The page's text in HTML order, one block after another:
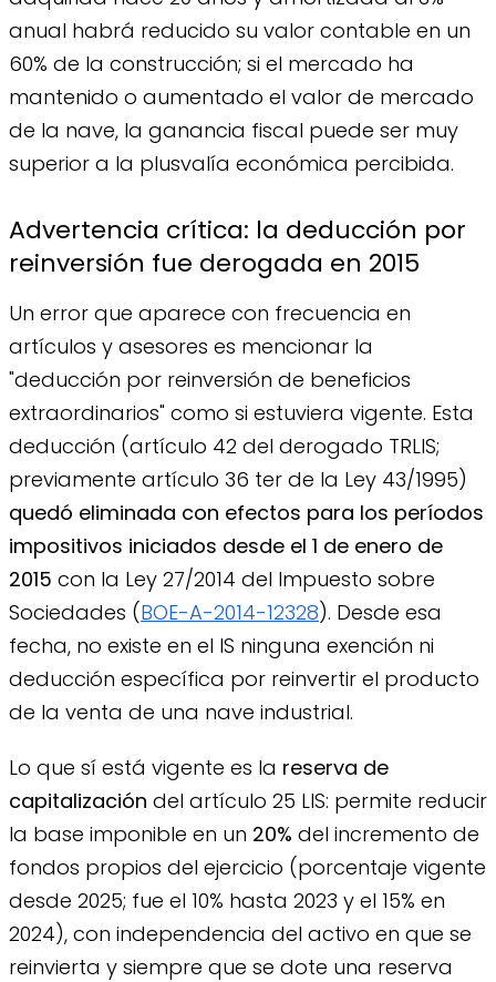
anual habrá reducido su valor contable en un
60% de la construcción; si el mercado ha
mantenido o aumentado el valor de mercado
de la nave, la ganancia fiscal puede ser muy
superior a la plusvalía económica percibida.
Advertencia crítica: la deducción por
reinversión fue derogada en 2015
Un error que aparece con frecuencia en
artículos y asesores es mencionar la
"deducción por reinversión de beneficios
extraordinarios" como si estuviera vigente. Esta
deducción (artículo 42 del derogado TRLIS;
previamente artículo 36 ter de la Ley 43/1995)
quedó eliminada con efectos para los períodos
impositivos iniciados desde el 1 de enero de
2015 con la Ley 27/2014 del Impuesto sobre
Sociedades (BOE-A-2014-12328). Desde esa
fecha, no existe en el IS ninguna exención ni
deducción específica por reinvertir el producto
de la venta de una nave industrial.
Lo que sí está vigente es la reserva de
capitalización del artículo 25 LIS: permite reducir
la base imponible en un 20% del incremento de
fondos propios del ejercicio (porcentaje vigente
desde 2025; fue el 10% hasta 2023 y el 15% en
2024), con independencia del activo en que se
reinvierta y siempre que se dote una reserva